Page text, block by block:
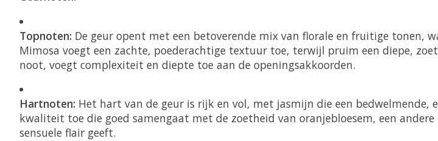
Topnoten: De geur opent met een betoverende mix van florale en fruitige tonen,
Mimosa voegt een zachte, poederachtige textuur toe, terwijl pruim een diepe,
noot, voegt complexiteit en diepte toe aan de openingsakkoorden.
Hartnoten: Het hart van de geur is rijk en vol, met jasmijn die een bedwelmende,
kwaliteit toe die goed samengaat met de zoetheid van oranjebloesem, een
sensuele flair geeft.